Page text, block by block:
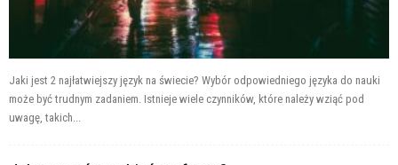
Jaki jest 2 najłatwiejszy język na świecie? Wybór odpowiedniego języka do nauki
może być trudnym zadaniem. Istnieje wiele czynników, które należy wziąć pod
uwagę, takich...